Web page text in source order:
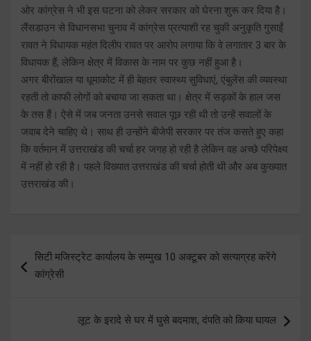
ओर कांग्रेस ने भी इस घटना को लेकर सरकार को घेरना शुरू कर दिया है।
लैंसडाउन से विधानसभा चुनाव में कांग्रेस प्रत्याशी रह चुकी अनुकृति गुसाईं
रावत ने विधायक महंत दिलीप रावत पर आरोप लगाया कि वे लगातार 3 बार के
विधायक हैं, लेकिन क्षेत्र में विकास के नाम पर कुछ नहीं हुआ है।
अगर बीरोंखाल या धूमाकोट में ही बेहतर स्वास्थ्य सुविधाएं, एंबुलेंस की व्यवस्था
रहती तो काफी लोगों को बचाया जा सकता था। क्षेत्र में सड़कों के हाल जस
के तस हैं। ऐसे में जब जनता उनसे सवाल पूछ रही थी तो उन्हें सवालों के
जवाब देने चाहिए थे। साथ ही उन्होंने बीजेपी सरकार पर तंज कसते हुए कहा
कि वर्तमान में उत्तराखंड की चर्चा हर जगह हो रही है लेकिन वह अच्छे परिपेक्ष्य
में नहीं हो रही है। पहले विख्यात उत्तराखंड की चर्चा होती थी और अब कुख्यात
उत्तराखंड की।
navigation
सिटी मजिस्ट्रेट कार्यालय के सम्मुख 10 अक्टूबर को सत्याग्रह करेंगे
कांग्रेसी
लूट के इरादे से घर में घुसे बदमाश, दंपति को किया घायल